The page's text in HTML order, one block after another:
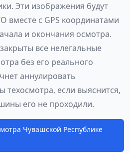
Эти изображения будут
вместе с GPS координатами
и окончания осмотра.
все нелегальные
без его реального
аннулировать
техосмотра, если выяснится,
его не проходили.
Чувашской Республике